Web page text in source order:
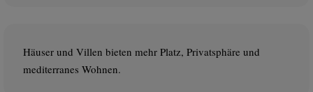
Häuser und Villen bieten mehr Platz, Privatsphäre und
mediterranes Wohnen.